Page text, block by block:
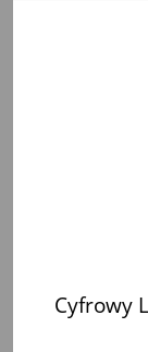
Cyfrowy